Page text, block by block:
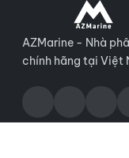
AZMarine - Nhà
chính hãng tại Việt